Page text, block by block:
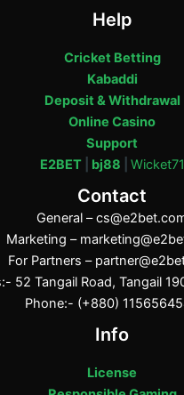
Help
Cricket Betting
Kabaddi
Deposit & Withdrawal
Online Casino
Support
E2BET| bj88 Wicket71
Contact
General –
Marketing –
For Partners –
52 Tangail Road, Tangail
Phone:- (+880)
Info
License